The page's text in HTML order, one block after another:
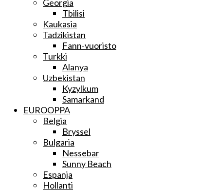
Georgia
Tbilisi
Kaukasia
Tadzikistan
Fann-vuoristo
Turkki
Alanya
Uzbekistan
Kyzylkum
Samarkand
EUROOPPA
Belgia
Bryssel
Bulgaria
Nessebar
Sunny Beach
Espanja
Hollanti